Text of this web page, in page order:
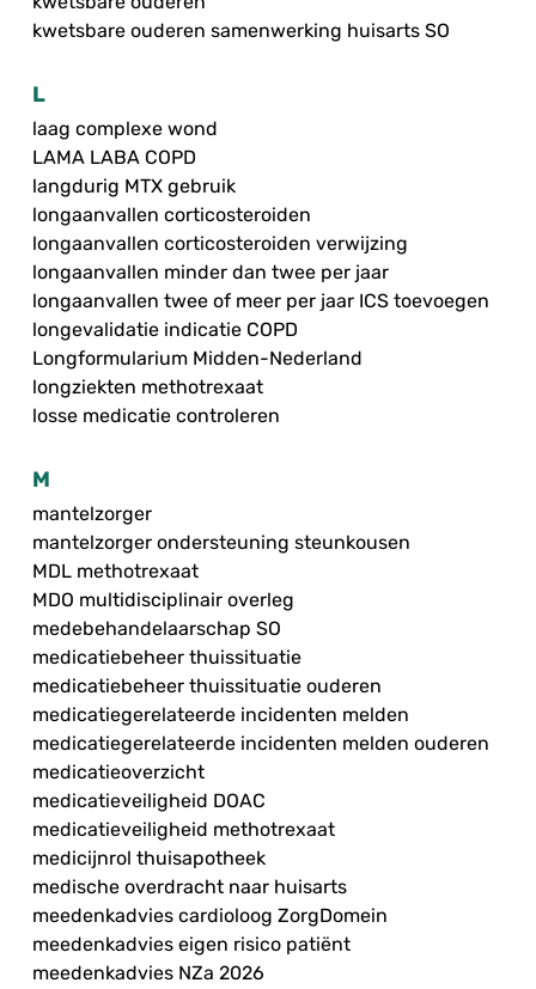
kwetsbare ouderen samenwerking huisarts SO
L
laag complexe wond
LAMA LABA COPD
langdurig MTX gebruik
longaanvallen corticosteroiden
longaanvallen corticosteroiden verwijzing
longaanvallen minder dan twee per jaar
longaanvallen twee of meer per jaar ICS toevoegen
longevalidatie indicatie COPD
Longformularium Midden-Nederland
longziekten methotrexaat
losse medicatie controleren
M
mantelzorger
mantelzorger ondersteuning steunkousen
MDL methotrexaat
MDO multidisciplinair overleg
medebehandelaarschap SO
medicatiebeheer thuissituatie
medicatiebeheer thuissituatie ouderen
medicatiegerelateerde incidenten melden
medicatiegerelateerde incidenten melden ouderen
medicatieoverzicht
medicatieveiligheid DOAC
medicatieveiligheid methotrexaat
medicijnrol thuisapotheek
medische overdracht naar huisarts
meedenkadvies cardioloog ZorgDomein
meedenkadvies eigen risico patiënt
meedenkadvies NZa 2026